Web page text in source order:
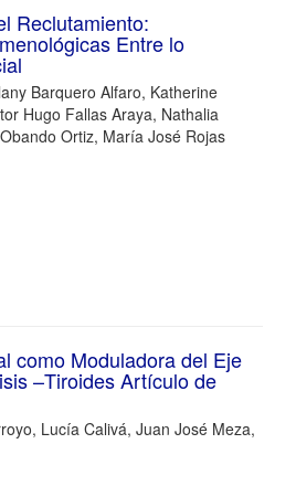
Reclutamiento:
Entre lo
Barquero Alfaro, Katherine
Hugo Fallas Araya, Nathalia
Ortiz, María José Rojas
como Moduladora del Eje
–Tiroides Artículo de
Lucía Calivá, Juan José Meza,